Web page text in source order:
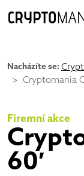
Nacházíte se:
Cryptomania
Firemní akce
60′